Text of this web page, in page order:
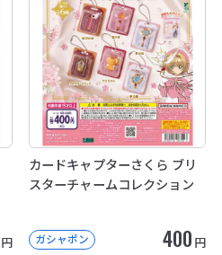
円
カードキャプターさくら ブリ
スターチャームコレクション
ガシャポン 400 円